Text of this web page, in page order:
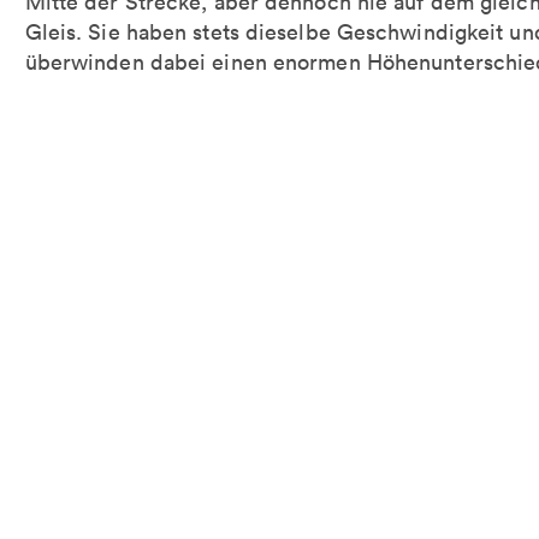
Gleis. Sie haben stets dieselbe Geschwindigkeit
überwinden dabei einen enormen